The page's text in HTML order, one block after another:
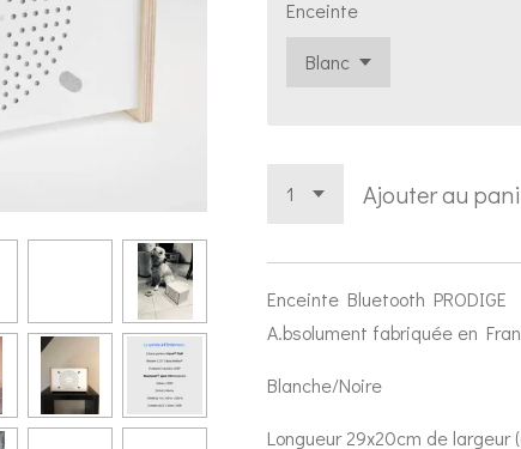
Enceinte
Ajouter au
Enceinte Bluetooth PRODIGE
A.bsolument fabriquée en
Blanche/Noire
Longueur 29x20cm de largeur